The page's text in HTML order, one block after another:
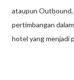
ataupun Outbound,
pertimbangan
hotel yang menjadi
menjadi bahan